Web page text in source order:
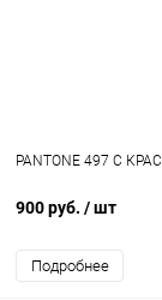
PANTONE 497 C
900 руб. / шт
Подробнее